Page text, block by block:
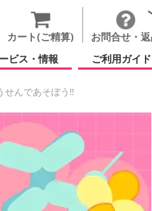
カート(ご精算)
お問合せ・
ビス・情報 ご利用ガイド
んであそぼう!!